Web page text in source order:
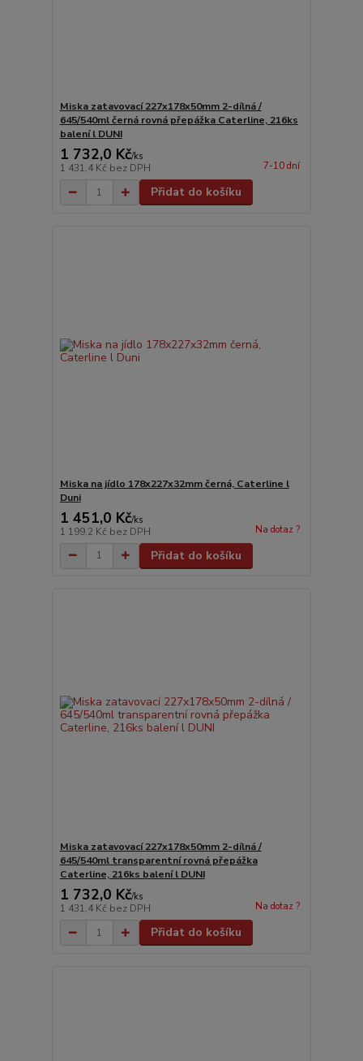
Miska zatavovací 227x178x50mm 2-dílná /
645/540ml černá rovná přepážka Caterline, 216ks
balení l DUNI
1 732,0 Kč/ks
1 431,4 Kč bez DPH 7-10 dní
Přidat do košíku
Miska na jídlo 178x227x32mm černá, Caterline l
Duni
1 451,0 Kč/ks
1 199,2 Kč bez DPH Na dotaz ?
Přidat do košíku
Miska zatavovací 227x178x50mm 2-dílná /
645/540ml transparentní rovná přepážka
Caterline, 216ks balení l DUNI
1 732,0 Kč/ks
1 431,4 Kč bez DPH Na dotaz ?
Přidat do košíku